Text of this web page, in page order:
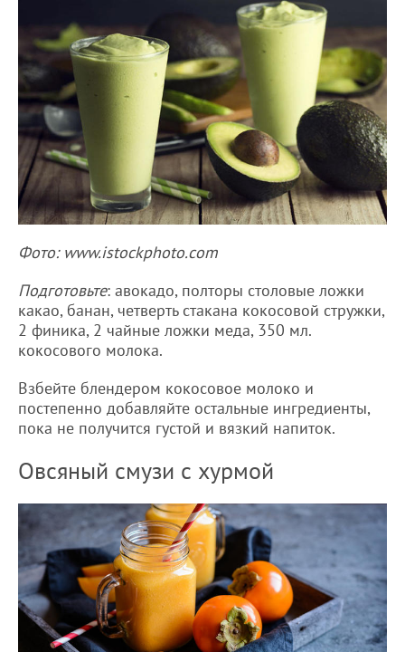
Фото: www.istockphoto.com
Подготовьте: авокадо, полторы столовые ложки
какао, банан, четверть стакана кокосовой стружки,
2 финика, 2 чайные ложки меда, 350 мл.
кокосового молока.
Взбейте блендером кокосовое молоко и
постепенно добавляйте остальные ингредиенты,
пока не получится густой и вязкий напиток.
Овсяный смузи с хурмой